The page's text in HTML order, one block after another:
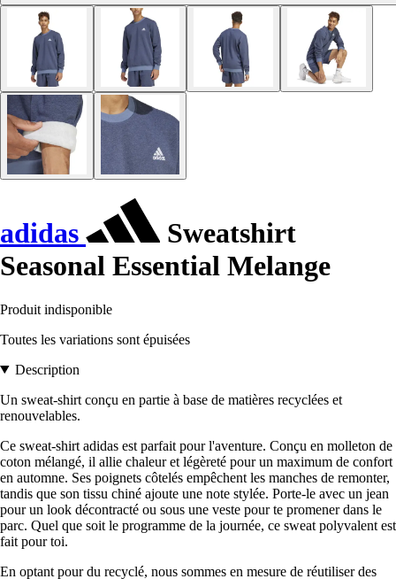
adidas
Sweatshirt
Seasonal Essential Melange
Produit indisponible
Toutes les variations sont épuisées
Description
Un sweat-shirt conçu en partie à base de matières recyclées et
renouvelables.
Ce sweat-shirt adidas est parfait pour l'aventure. Conçu en molleton de
coton mélangé, il allie chaleur et légèreté pour un maximum de confort
en automne. Ses poignets côtelés empêchent les manches de remonter,
tandis que son tissu chiné ajoute une note stylée. Porte-le avec un jean
pour un look décontracté ou sous une veste pour te promener dans le
parc. Quel que soit le programme de la journée, ce sweat polyvalent est
fait pour toi.
En optant pour du recyclé, nous sommes en mesure de réutiliser des